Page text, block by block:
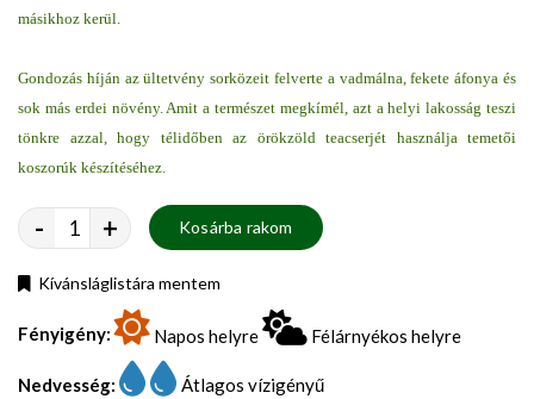
másikhoz kerül.
Gondozás híján az ültetvény sorközeit felverte a vadmálna, fekete áfonya és
sok más erdei növény. Amit a természet megkímél, azt a helyi lakosság teszi
tönkre azzal, hogy télidőben az örökzöld teacserjét használja temetői
koszorúk készítéséhez.
- + Kosárba rakom
Kívánsláglistára mentem
Fényigény: Napos helyre Félárnyékos helyre
Nedvesség: Átlagos vízigényű